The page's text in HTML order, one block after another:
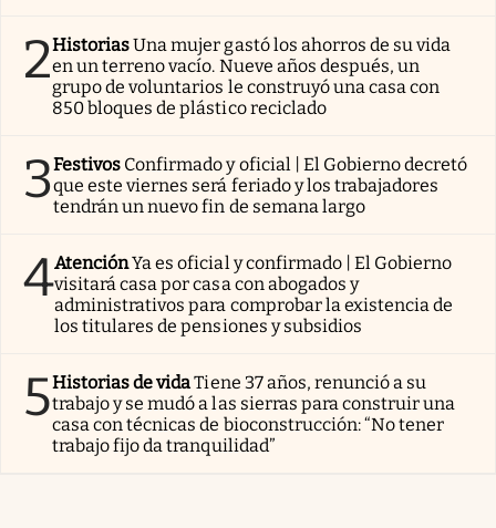
2HistoriasUna mujer gastó los ahorros de su vida
en un terreno vacío. Nueve años después, un
grupo de voluntarios le construyó una casa con
850 bloques de plástico reciclado
3Festivos Confirmado y oficial | El Gobierno decretó
que este viernes será feriado y los trabajadores
tendrán un nuevo fin de semana largo
4AtenciónYa es oficial y confirmado | El Gobierno
visitará casa por casa con abogados y
administrativos para comprobar la existencia de
los titulares de pensiones y subsidios
5Historias de vidaTiene 37 años, renunció a su
trabajo y se mudó a las sierras para construir una
casa con técnicas de bioconstrucción: “No tener
trabajo fijo da tranquilidad”